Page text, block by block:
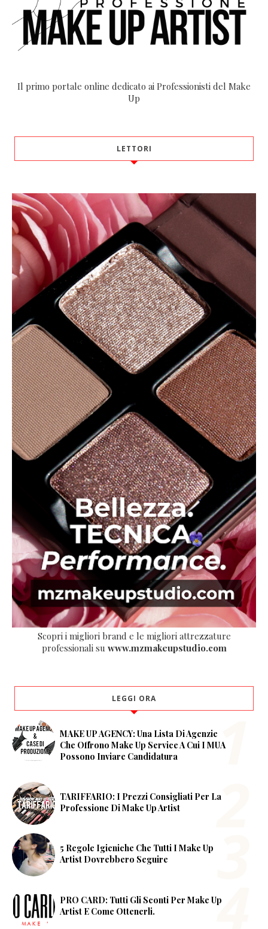
Il primo portale online dedicato ai Professionisti del Make
Up
LETTORI
Scopri i migliori brand e le migliori attrezzature
professionali su www.mzmakeupstudio.com
LEGGI ORA
MAKE UP AGENCY: Una Lista Di Agenzie
Che Offrono Make Up Service A Cui I MUA
Possono Inviare Candidatura
TARIFFARIO: I Prezzi Consigliati Per La
Professione Di Make Up Artist
5 Regole Igieniche Che Tutti I Make Up
Artist Dovrebbero Seguire
PRO CARD: Tutti Gli Sconti Per Make Up
Artist E Come Ottenerli.